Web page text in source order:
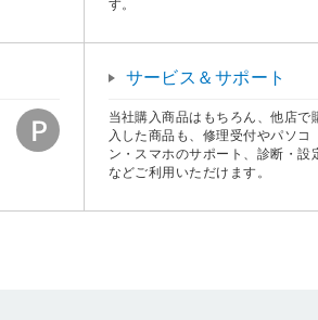
す。
サービス＆サポート
当社購入商品はもちろん、他店で
入した商品も、修理受付やパソコ
ン・スマホのサポート、診断・設
などご利用いただけます。